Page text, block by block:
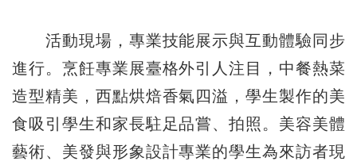
活動現場，專業技能展示與互動體驗同步
進行。烹飪專業展臺格外引人注目，中餐熱菜
造型精美，西點烘焙香氣四溢，學生製作的美
食吸引學生和家長駐足品嘗、拍照。美容美體
藝術、美發與形象設計專業的學生為來訪者現